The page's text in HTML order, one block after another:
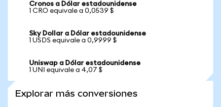
Cronos a Dólar estadounidense
1 CRO equivale a 0,0539 $
Sky Dollar a Dólar estadounidense
1 USDS equivale a 0,9999 $
Uniswap a Dólar estadounidense
1 UNI equivale a 4,07 $
Explorar más conversiones